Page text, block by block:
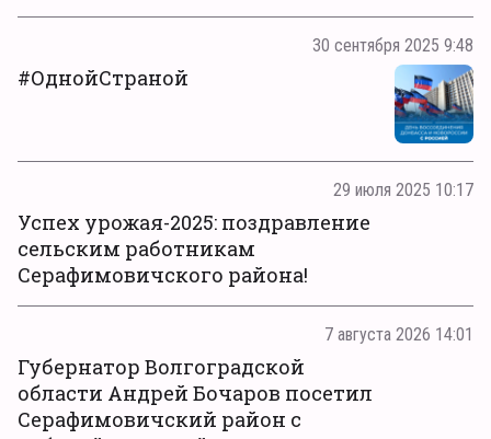
30 сентября 2025 9:48
#ОднойСтраной
29 июля 2025 10:17
Успех урожая-2025: поздравление
сельским работникам
Серафимовичского района!
7 августа 2026 14:01
Губернатор Волгоградской
области Андрей Бочаров посетил
Серафимовичский район с